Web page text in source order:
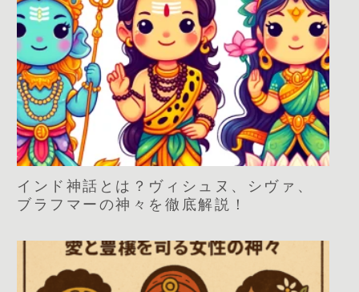
インド神話とは？ヴィシュヌ、シヴァ、
ブラフマーの神々を徹底解説！